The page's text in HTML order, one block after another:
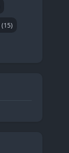
(15)